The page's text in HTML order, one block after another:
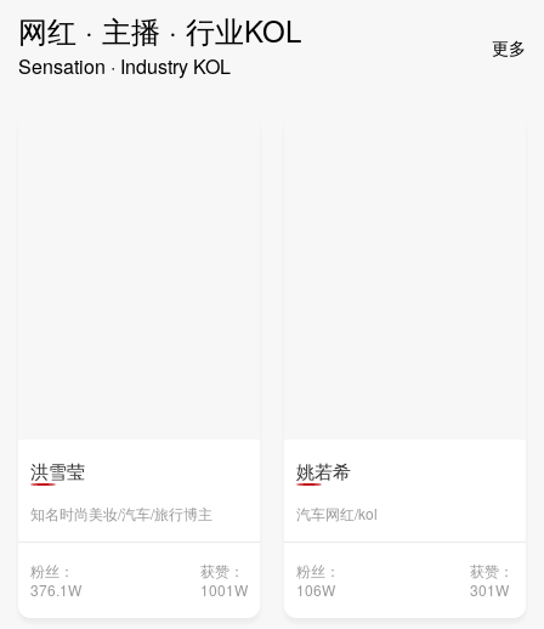
网红 · 主播 · 行业KOL
Sensation · Industry KOL
更多
洪雪莹
知名时尚美妆/汽车/旅行博主
粉丝：
376.1W
获赞：
1001W
姚若希
汽车网红/kol
粉丝：
106W
获赞：
301W